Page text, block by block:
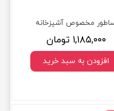
مخصوص آشپزخانه
۱,۱۸۵,۰۰۰ تومان
افزودن به سبد خرید